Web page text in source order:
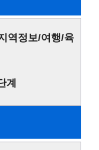
역정보/여행/육
계